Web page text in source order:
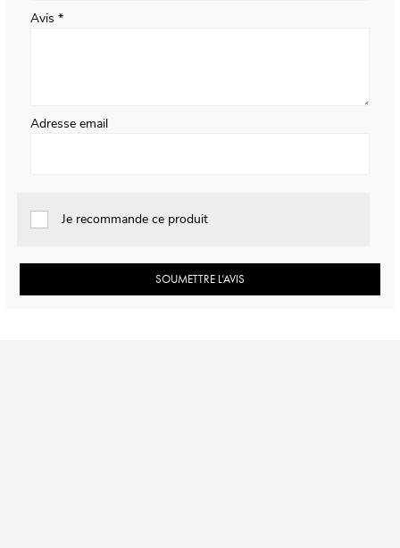
Avis
Adresse email
Je recommande ce produit
SOUMETTRE L’AVIS